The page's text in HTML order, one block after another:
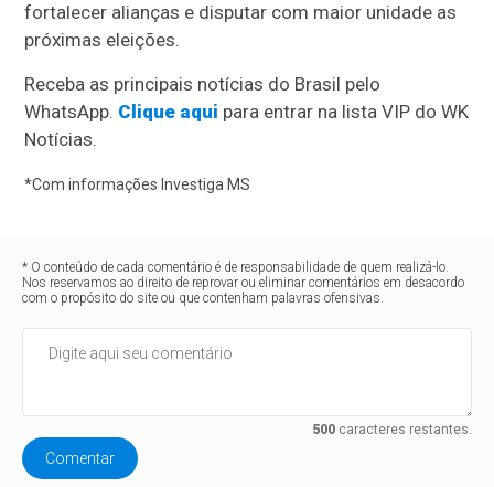
fortalecer alianças e disputar com maior unidade as
próximas eleições.
Receba as principais notícias do Brasil pelo
WhatsApp. Clique aqui para entrar na lista VIP do WK
Notícias.
*Com informações Investiga MS
* O conteúdo de cada comentário é de responsabilidade de quem realizá-lo.
Nos reservamos ao direito de reprovar ou eliminar comentários em desacordo
com o propósito do site ou que contenham palavras ofensivas.
500caracteres restantes.
Comentar